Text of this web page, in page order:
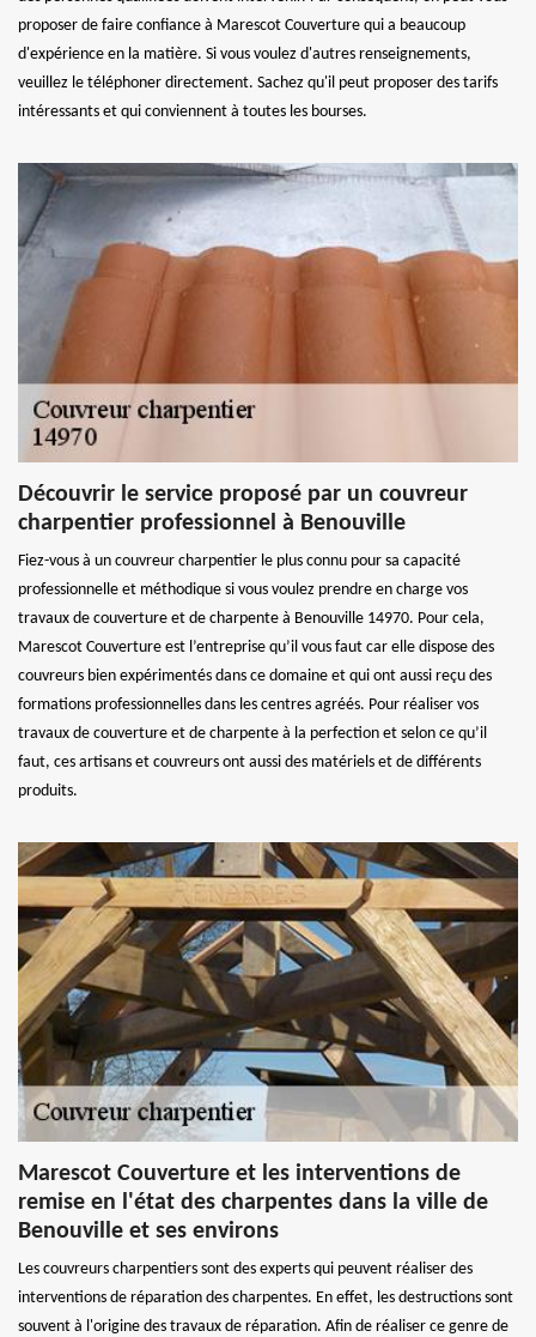
proposer de faire confiance à Marescot Couverture qui a beaucoup
d'expérience en la matière. Si vous voulez d'autres renseignements,
veuillez le téléphoner directement. Sachez qu'il peut proposer des tarifs
intéressants et qui conviennent à toutes les bourses.
Découvrir le service proposé par un couvreur
charpentier professionnel à Benouville
Fiez-vous à un couvreur charpentier le plus connu pour sa capacité
professionnelle et méthodique si vous voulez prendre en charge vos
travaux de couverture et de charpente à Benouville 14970. Pour cela,
Marescot Couverture est l’entreprise qu’il vous faut car elle dispose des
couvreurs bien expérimentés dans ce domaine et qui ont aussi reçu des
formations professionnelles dans les centres agréés. Pour réaliser vos
travaux de couverture et de charpente à la perfection et selon ce qu’il
faut, ces artisans et couvreurs ont aussi des matériels et de différents
produits.
Marescot Couverture et les interventions de
remise en l'état des charpentes dans la ville de
Benouville et ses environs
Les couvreurs charpentiers sont des experts qui peuvent réaliser des
interventions de réparation des charpentes. En effet, les destructions sont
souvent à l'origine des travaux de réparation. Afin de réaliser ce genre de